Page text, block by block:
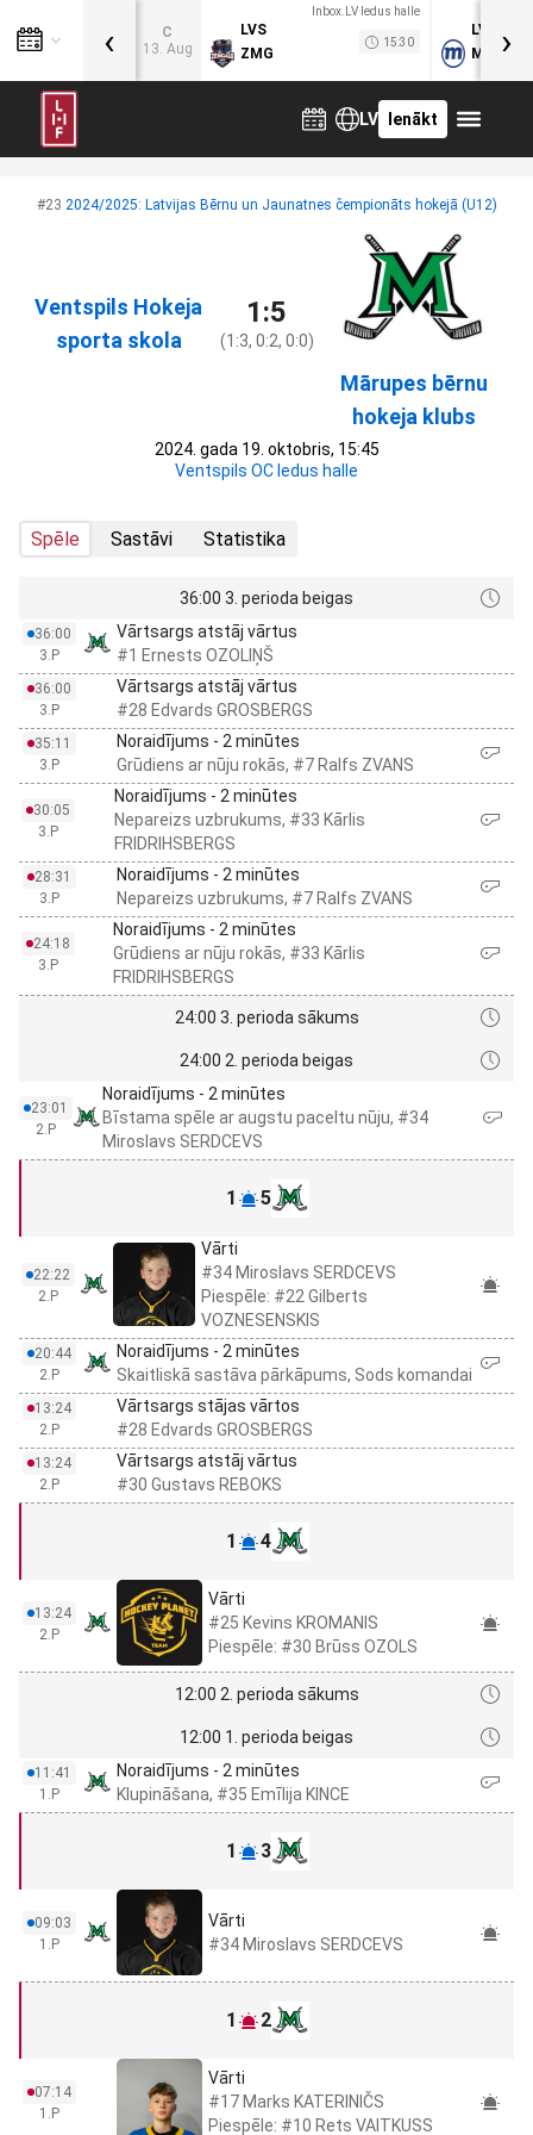
C
13. Aug
Inbox.LV ledus halle
LVS
ZMG
15:30
LVB
MOG
‹ ›
LV Ienākt
#23 2024/2025: Latvijas Bērnu un Jaunatnes čempionāts hokejā (U12)
Ventspils Hokeja
sporta skola
1:5
(1:3, 0:2, 0:0)
Mārupes bērnu
hokeja klubs
2024. gada 19. oktobris, 15:45
Ventspils OC ledus halle
Spēle Sastāvi Statistika
36:00 3. perioda beigas
36:00
3.P
Vārtsargs atstāj vārtus
#1 Ernests OZOLIŅŠ
36:00
3.P
Vārtsargs atstāj vārtus
#28 Edvards GROSBERGS
35:11
3.P
Noraidījums - 2 minūtes
Grūdiens ar nūju rokās, #7 Ralfs ZVANS
30:05
3.P
Noraidījums - 2 minūtes
Nepareizs uzbrukums, #33 Kārlis
FRIDRIHSBERGS
28:31
3.P
Noraidījums - 2 minūtes
Nepareizs uzbrukums, #7 Ralfs ZVANS
24:18
3.P
Noraidījums - 2 minūtes
Grūdiens ar nūju rokās, #33 Kārlis
FRIDRIHSBERGS
24:00 3. perioda sākums
24:00 2. perioda beigas
23:01
2.P
Noraidījums - 2 minūtes
Bīstama spēle ar augstu paceltu nūju, #34
Miroslavs SERDCEVS
1 5
22:22
2.P
Vārti
#34 Miroslavs SERDCEVS
Piespēle: #22 Gilberts
VOZNESENSKIS
20:44
2.P
Noraidījums - 2 minūtes
Skaitliskā sastāva pārkāpums, Sods komandai
13:24
2.P
Vārtsargs stājas vārtos
#28 Edvards GROSBERGS
13:24
2.P
Vārtsargs atstāj vārtus
#30 Gustavs REBOKS
1 4
13:24
2.P
Vārti
#25 Kevins KROMANIS
Piespēle: #30 Brūss OZOLS
12:00 2. perioda sākums
12:00 1. perioda beigas
11:41
1.P
Noraidījums - 2 minūtes
Klupināšana, #35 Emīlija KINCE
1 3
09:03
1.P
Vārti
#34 Miroslavs SERDCEVS
1 2
07:14
1.P
Vārti
#17 Marks KATERINIČS
Piespēle: #10 Rets VAITKUSS